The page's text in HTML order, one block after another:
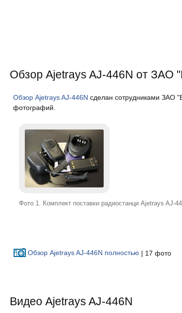
Обзор Ajetrays AJ-446N от ЗАО
Обзор Ajetrays AJ-446N сделан сотрудниками ЗАО
фотографий.
Фото 1. Комплект поставки радиостанци Ajetrays AJ-
Обзор Ajetrays AJ-446N полностью | 17 фото
Видео Ajetrays AJ-446N